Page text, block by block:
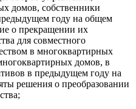
домов, собственники
году на общем
о прекращении их
для совместного
в многоквартирных
домов, в
в предыдущем году на
решения о преобразовании